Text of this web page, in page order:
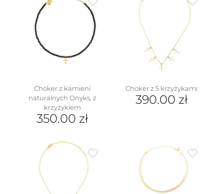
Choker z kamieni
naturalnych Onyks, z
krzyżykiem
350.00 zł
Choker z 5 krzyżykami
390.00 zł